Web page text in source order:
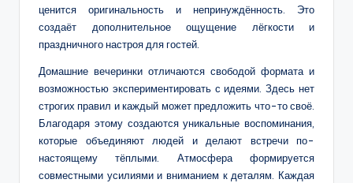
ценится оригинальность и непринуждённость. Это
создаёт дополнительное ощущение лёгкости и
праздничного настроя для гостей.
Домашние вечеринки отличаются свободой формата и
возможностью экспериментировать с идеями. Здесь нет
строгих правил и каждый может предложить что-то своё.
Благодаря этому создаются уникальные воспоминания,
которые объединяют людей и делают встречи по-
настоящему тёплыми. Атмосфера формируется
совместными усилиями и вниманием к деталям. Каждая